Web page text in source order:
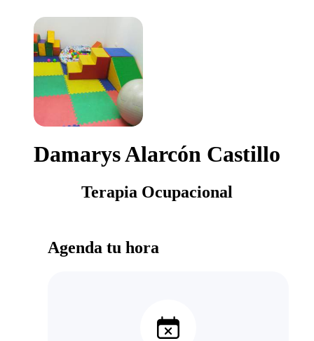
Damarys Alarcón Castillo
Terapia Ocupacional
Agenda tu hora